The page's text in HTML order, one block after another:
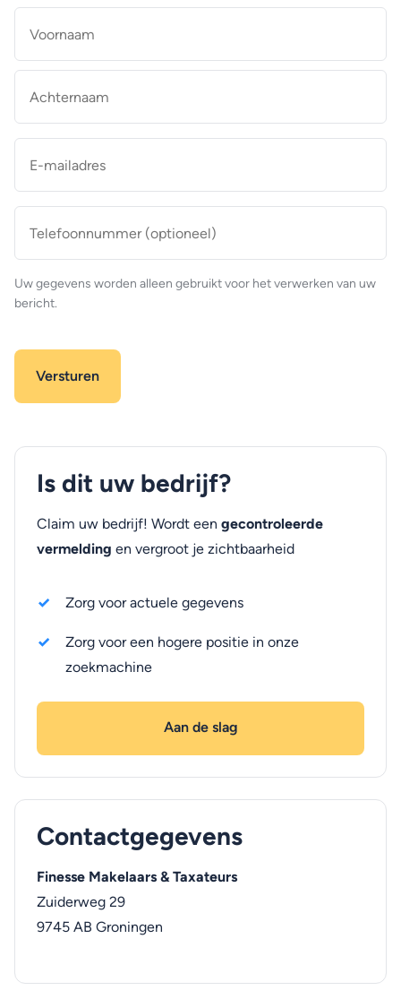
mailadres *
(optioneel)
Uw gegevens worden alleen gebruikt voor het verwerken van uw
bericht.
Is dit uw bedrijf?
Claim uw bedrijf! Wordt een gecontroleerde
vermelding en vergroot je zichtbaarheid
Zorg voor actuele gegevens
Zorg voor een hogere positie in onze
zoekmachine
Aan de slag
Contactgegevens
Finesse Makelaars & Taxateurs
Zuiderweg 29
9745 AB Groningen